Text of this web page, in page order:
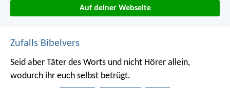
Auf deiner Webseite
Zufalls Bibelvers
Seid aber Täter des Worts und nicht Hörer allein,
wodurch ihr euch selbst betrügt.